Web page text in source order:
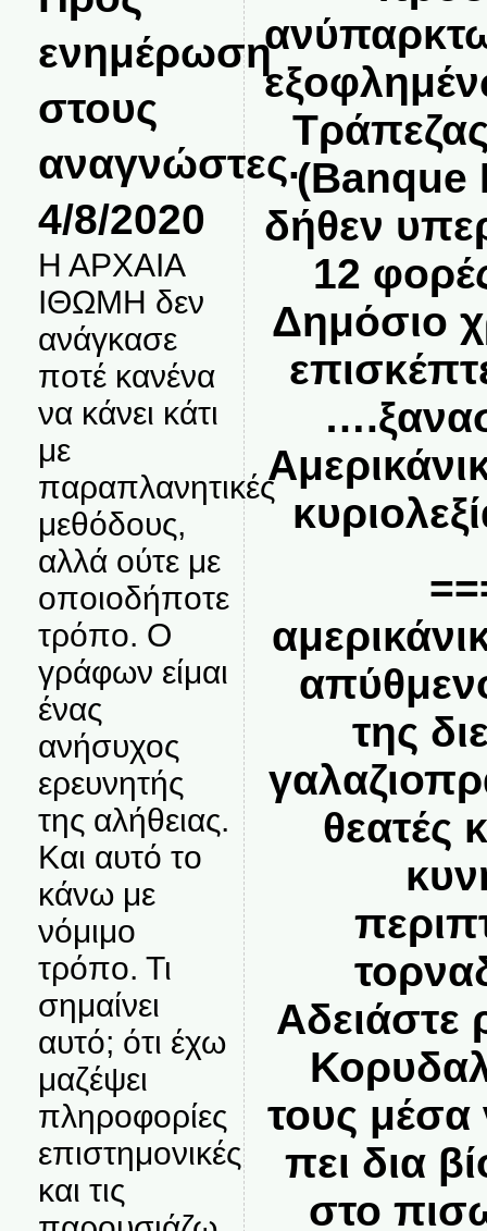
ενημέρωση
στους
αναγνώστες.
4/8/2020
Η ΑΡΧΑΙΑ
ΙΘΩΜΗ δεν
ανάγκασε
ποτέ κανένα
να κάνει κάτι
με
παραπλανητικές
μεθόδους,
αλλά ούτε με
οποιοδήποτε
τρόπο. Ο
γράφων είμαι
ένας
ανήσυχος
ερευνητής
της αλήθειας.
Και αυτό το
κάνω με
νόμιμο
τρόπο. Τι
σημαίνει
αυτό; ότι έχω
μαζέψει
πληροφορίες
επιστημονικές
και τις
(Banque
δήθεν
12
Δημόσιο
της
θεατές
Αδειάστε
τους μέσα
πει δια
στο